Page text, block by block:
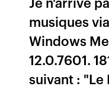
musiques
Windows
12.0.7601.
suivant :